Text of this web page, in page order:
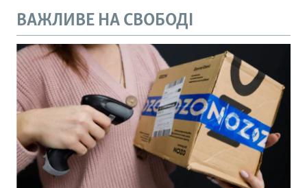
ВАЖЛИВЕ НА СВОБОДІ